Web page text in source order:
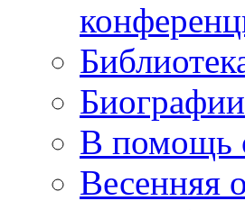
Биографии
В помощь
Весенняя